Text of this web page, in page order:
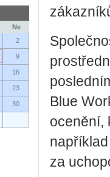
Ne
2
9
16
23
30
Blue
ocenění,
za